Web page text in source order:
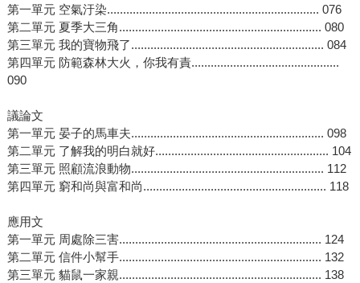
第一單元 空氣汙染.................................................................. 076
第二單元 夏季大三角............................................................... 080
第三單元 我的寶物飛了............................................................ 084
第四單元 防範森林大火，你我有責..............................................
090
議論文
第一單元 晏子的馬車夫............................................................ 098
第二單元 了解我的明白就好...................................................... 104
第三單元 照顧流浪動物............................................................ 112
第四單元 窮和尚與富和尚......................................................... 118
應用文
第一單元 周處除三害............................................................... 124
第二單元 信件小幫手............................................................... 132
第三單元 貓鼠一家親............................................................... 138